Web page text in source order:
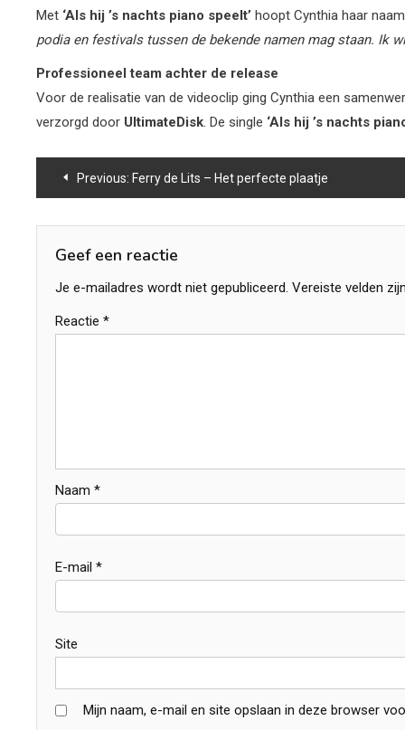
Met ‘Als hij ’s nachts piano speelt’ hoopt Cynthia haar
podia en festivals tussen de bekende namen mag staan. Ik
Professioneel team achter de release
Voor de realisatie van de videoclip ging Cynthia een
verzorgd door UltimateDisk . De single ‘Als hij ’s nachts
Bericht
navigatie
Previous: Ferry de Lits – Het perfecte plaatje
Geef een reactie
Je e-mailadres wordt niet gepubliceerd. Vereiste velden
Reactie *
Naam *
E-mail *
Site
Mijn naam, e-mail en site opslaan in deze browser